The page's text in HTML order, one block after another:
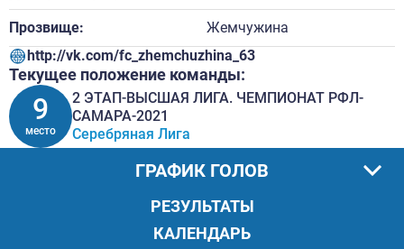
Прозвище:
Жемчужина
http://vk.com/fc_zhemchuzhina_63
Текущее положение команды:
9
место
2 ЭТАП-ВЫСШАЯ ЛИГА. ЧЕМПИОНАТ РФЛ-
САМАРА-2021
Серебряная Лига
РЕЗУЛЬТАТЫ
КАЛЕНДАРЬ
ГРАФИК ГОЛОВ